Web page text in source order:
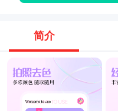
简介